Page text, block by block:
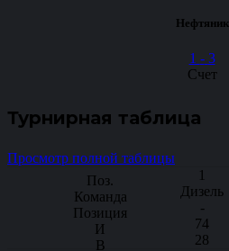
Нефтяник
1 - 3
Счет
Турнирная таблица
Просмотр полной таблицы
1
Дизель
-
74
28